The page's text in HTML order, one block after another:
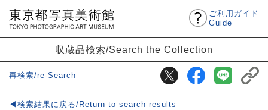
ご利用ガイド
Guide
収蔵品検索/Search the Collection
再検索/re-Search
◀検索結果に戻る/Return to search results